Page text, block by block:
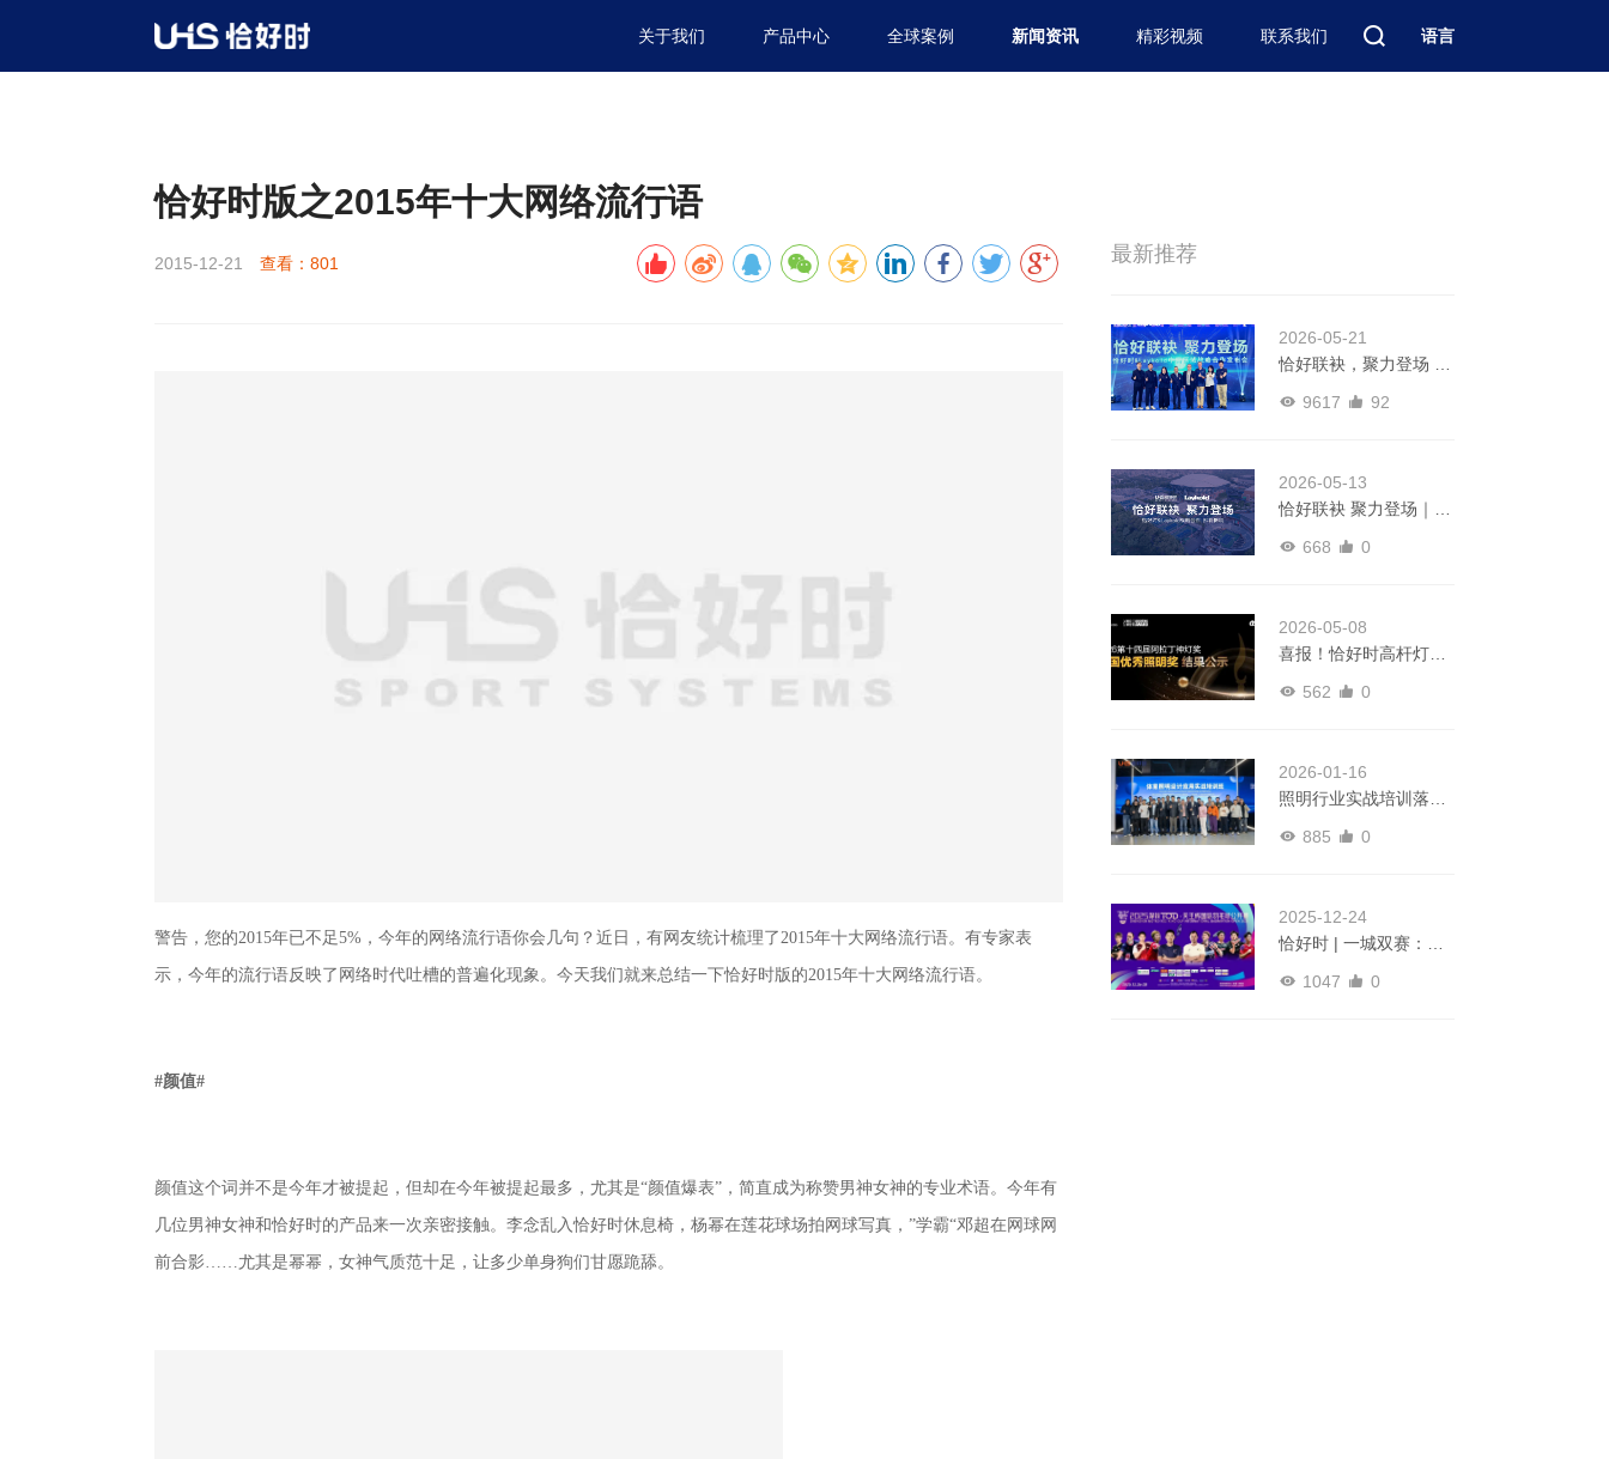
关于我们 产品中心 全球案例 新闻资讯 精彩视频 联系我们 语言
> 新闻资讯 > 公司新闻
恰好时版之2015年十大网络流行语
2015-12-21查看：801
警告，您的2015年已不足5%，今年的网络流行语你会几句？近日，有网友统计梳理了2015年十大网络流行语。有专家表
示，今年的流行语反映了网络时代吐槽的普遍化现象。今天我们就来总结一下恰好时版的2015年十大网络流行语。
#颜值#
颜值这个词并不是今年才被提起，但却在今年被提起最多，尤其是“颜值爆表”，简直成为称赞男神女神的专业术语。今年有
几位男神女神和恰好时的产品来一次亲密接触。李念乱入恰好时休息椅，杨幂在莲花球场拍网球写真，”学霸“邓超在网球网
前合影……尤其是幂幂，女神气质范十足，让多少单身狗们甘愿跪舔。
最新推荐
2026-05-21
恰好联袂，聚力登场 |
9617 92
2026-05-13
恰好联袂 聚力登场｜恰
668 0
2026-05-08
喜报！恰好时高杆灯荣
562 0
2026-01-16
照明行业实战培训落地
885 0
2025-12-24
恰好时 | 一城双赛：以
1047 0